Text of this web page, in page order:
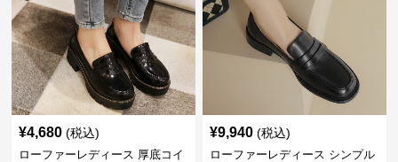
¥4,680 (税込)
ローファーレディース 厚底コイ
¥9,940 (税込)
ローファーレディース シンプル